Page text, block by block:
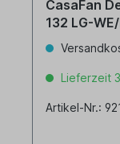
CasaFan
132 LG-
Lieferzeit
Artikel-Nr.: